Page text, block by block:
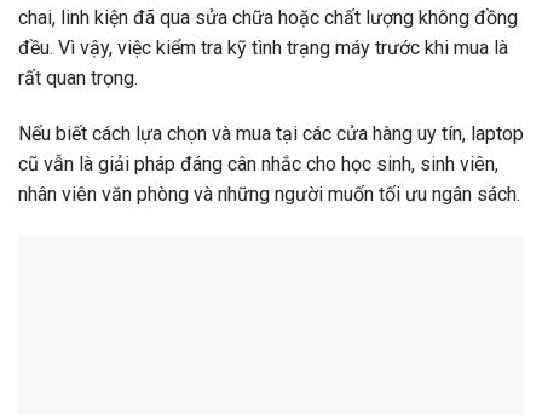
chai, linh kiện đã qua sửa chữa hoặc chất lượng không đồng
đều. Vì vậy, việc kiểm tra kỹ tình trạng máy trước khi mua là
rất quan trọng.
Nếu biết cách lựa chọn và mua tại các cửa hàng uy tín, laptop
cũ vẫn là giải pháp đáng cân nhắc cho học sinh, sinh viên,
nhân viên văn phòng và những người muốn tối ưu ngân sách.